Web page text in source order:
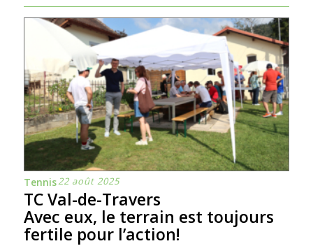
Tennis22 août 2025
TC Val-de-Travers
Avec eux, le terrain est toujours
fertile pour l’action!